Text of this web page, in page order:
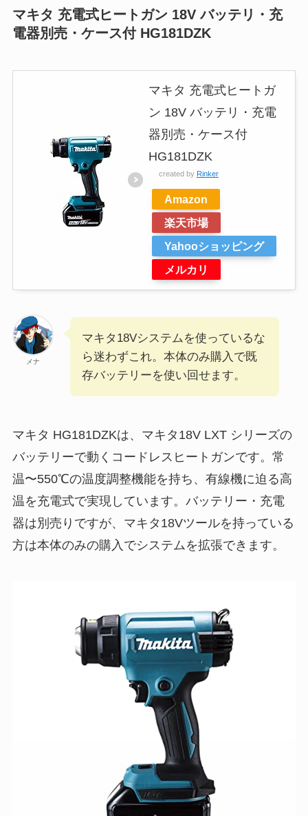
マキタ 充電式ヒートガン 18V バッテリ・充
電器別売・ケース付 HG181DZK
マキタ 充電式ヒートガ
ン 18V バッテリ・充電
器別売・ケース付
HG181DZK
created by Rinker
Amazon
楽天市場
Yahooショッピング
メルカリ
メナ
マキタ18Vシステムを使っているな
ら迷わずこれ。本体のみ購入で既
存バッテリーを使い回せます。
マキタ HG181DZKは、マキタ18V LXT シリーズの
バッテリーで動くコードレスヒートガンです。常
温〜550℃の温度調整機能を持ち、有線機に迫る高
温を充電式で実現しています。バッテリー・充電
器は別売りですが、マキタ18Vツールを持っている
方は本体のみの購入でシステムを拡張できます。